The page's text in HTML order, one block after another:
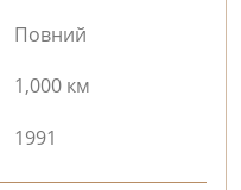
Повний
1,000 км
1991